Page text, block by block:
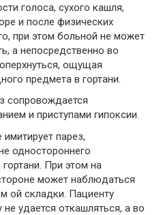
голоса, сухого кашля,
и после физических
при этом больной не может
а непосредственно во
ощущая
предмета в гортани.
сопровождается
и приступами гипоксии.
парез,
одностороннего
При этом на
может наблюдаться
ой складки. Пациенту
удается откашляться, а во